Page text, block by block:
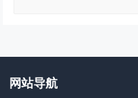
网站导航